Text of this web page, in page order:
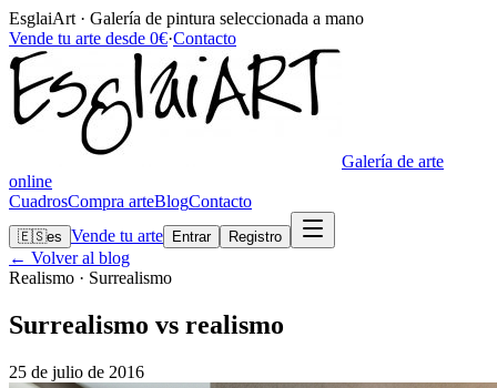
EsglaiArt · Galería de pintura seleccionada a mano
Vende tu arte desde 0€·Contacto
Galería de arte
online
CuadrosCompra arteBlogContacto
🇪🇸es Vende tu arte Entrar Registro
← Volver al blog
Realismo · Surrealismo
Surrealismo vs realismo
25 de julio de 2016